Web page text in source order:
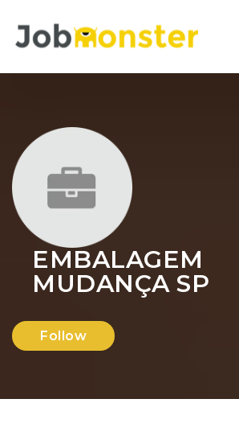
EMBALAGEM
MUDANÇA SP
Follow